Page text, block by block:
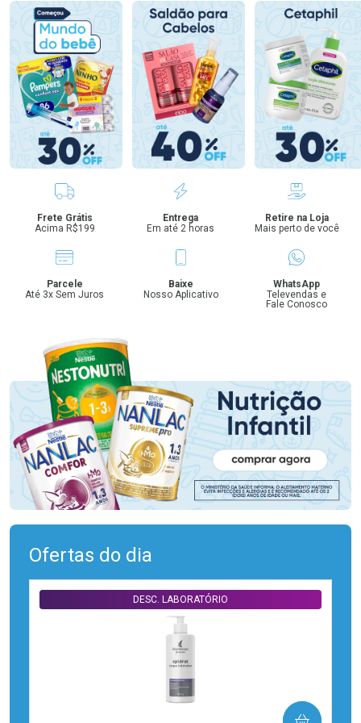
Benefícios
Frete Grátis
Acima R$199
Entrega
Em até 2 horas
Retire na Loja
Mais perto de você
Parcele
Até 3x Sem Juros
Baixe
Nosso Aplicativo
WhatsApp
Televendas e
Fale Conosco
Ofertas do dia
DESC. LABORATÓRIO
COMPRAR